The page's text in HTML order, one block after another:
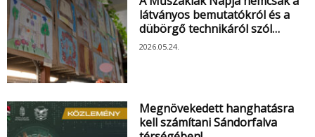
látványos bemutatókról és a
dübörgő technikáról szól…
2026.05.24.
Megnövekedett hanghatásra
kell számítani Sándorfalva